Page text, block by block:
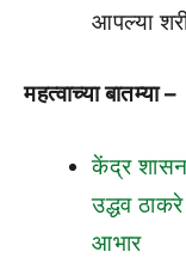
आपल्या
महत्वाच्या बातम्या –
केंद्र
उद्धव
आभार